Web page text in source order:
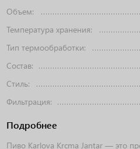
Объем:
Температура хранения:
Тип термообработки:
Состав:
Стиль:
Фильтрация:
Подробнее
Пиво Karlova Krcma Jantar — это